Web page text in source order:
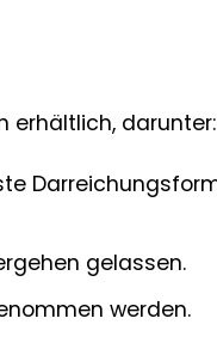
erhältlich, darunter:
gelassen.
werden.